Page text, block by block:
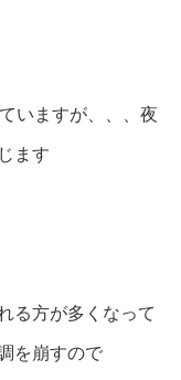
いますが、、、夜
ます
る方が多くなって
を崩すので